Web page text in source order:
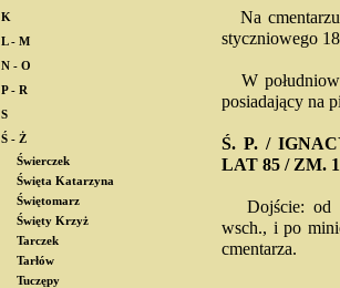
K
L - M
N - O
P - R
S
Ś - Ż
Świerczek
Święta Katarzyna
Świętomarz
Święty Krzyż
Tarczek
Tarłów
Tuczępy
Na cmentarzu
styczniowego
W
posiadający na
Ś. P. /
LAT 85 / ZM.
Dojście: od
wsch., i po
cmentarza.